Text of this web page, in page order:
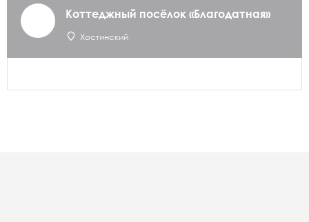
Коттеджный посёлок «Благодатная»
Хостинский